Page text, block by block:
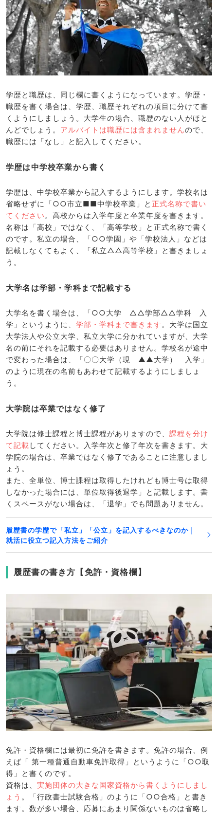
学歴と職歴は、同じ欄に書くようになっています。学歴・
職歴を書く場合は、学歴、職歴それぞれの項目に分けて書
くようにしましょう。大学生の場合、職歴のない人がほと
んどでしょう。 アルバイトは職歴には含まれませんので、
職歴には「なし」と記入してください。
学歴は中学校卒業から書く
学歴は、中学校卒業から記入するようにします。学校名は
省略せずに「○○市立■■中学校卒業」と 正式名称で書い
てください。高校からは入学年度と卒業年度を書きます。
名称は「高校」ではなく、「高等学校」と正式名称で書く
のです。私立の場合、「○○学園」や「学校法人」などは
記載しなくてもよく、「私立△△高等学校」と書きましょ
う。
大学名は学部・学科まで記載する
大学名を書く場合は、「○○大学 △△学部△△学科 入
学」というように、 学部・学科まで書きます。大学は国立
大学法人や公立大学、私立大学に分かれていますが、大学
名の前にそれを記載する必要はありません。学校名が途中
で変わった場合は、「〇〇大学（現 ▲▲大学） 入学」
のように現在の名前もあわせて記載するようにしましょ
う。
大学院は卒業ではなく修了
大学院は修士課程と博士課程がありますので、 課程を分け
て記載 してください。入学年次と修了年次を書きます。大
学院の場合は、卒業ではなく修了であることに注意しまし
ょう。
また、全単位、博士課程は取得したけれども博士号は取得
しなかった場合には、単位取得後退学」と記載します。書
くスペースがない場合は、「退学」でも問題ありません。
履歴書の学歴で「私立」「公立」を記入するべきなのか｜
就活に役立つ記入方法をご紹介
履歴書の書き方【免許・資格欄】
免許・資格欄には最初に免許を書きます。免許の場合、例
えば「 第一種普通自動車免許取得」というように「○○取
得」と書くのです。
資格は、 実施団体の大きな国家資格から書くようにしまし
ょう 。「行政書士試験合格」のように「○○合格」と書き
ます。数が多い場合、応募にあまり関係ないものは省略し